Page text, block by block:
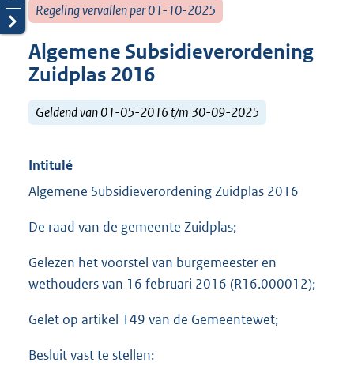
Regeling vervallen per 01-10-2025
Algemene Subsidieverordening
Zuidplas 2016
Geldend van 01-05-2016 t/m 30-09-2025
Intitulé
Algemene Subsidieverordening Zuidplas 2016
De raad van de gemeente Zuidplas;
Gelezen het voorstel van burgemeester en
wethouders van 16 februari 2016 (R16.000012);
Gelet op artikel 149 van de Gemeentewet;
Besluit vast te stellen: